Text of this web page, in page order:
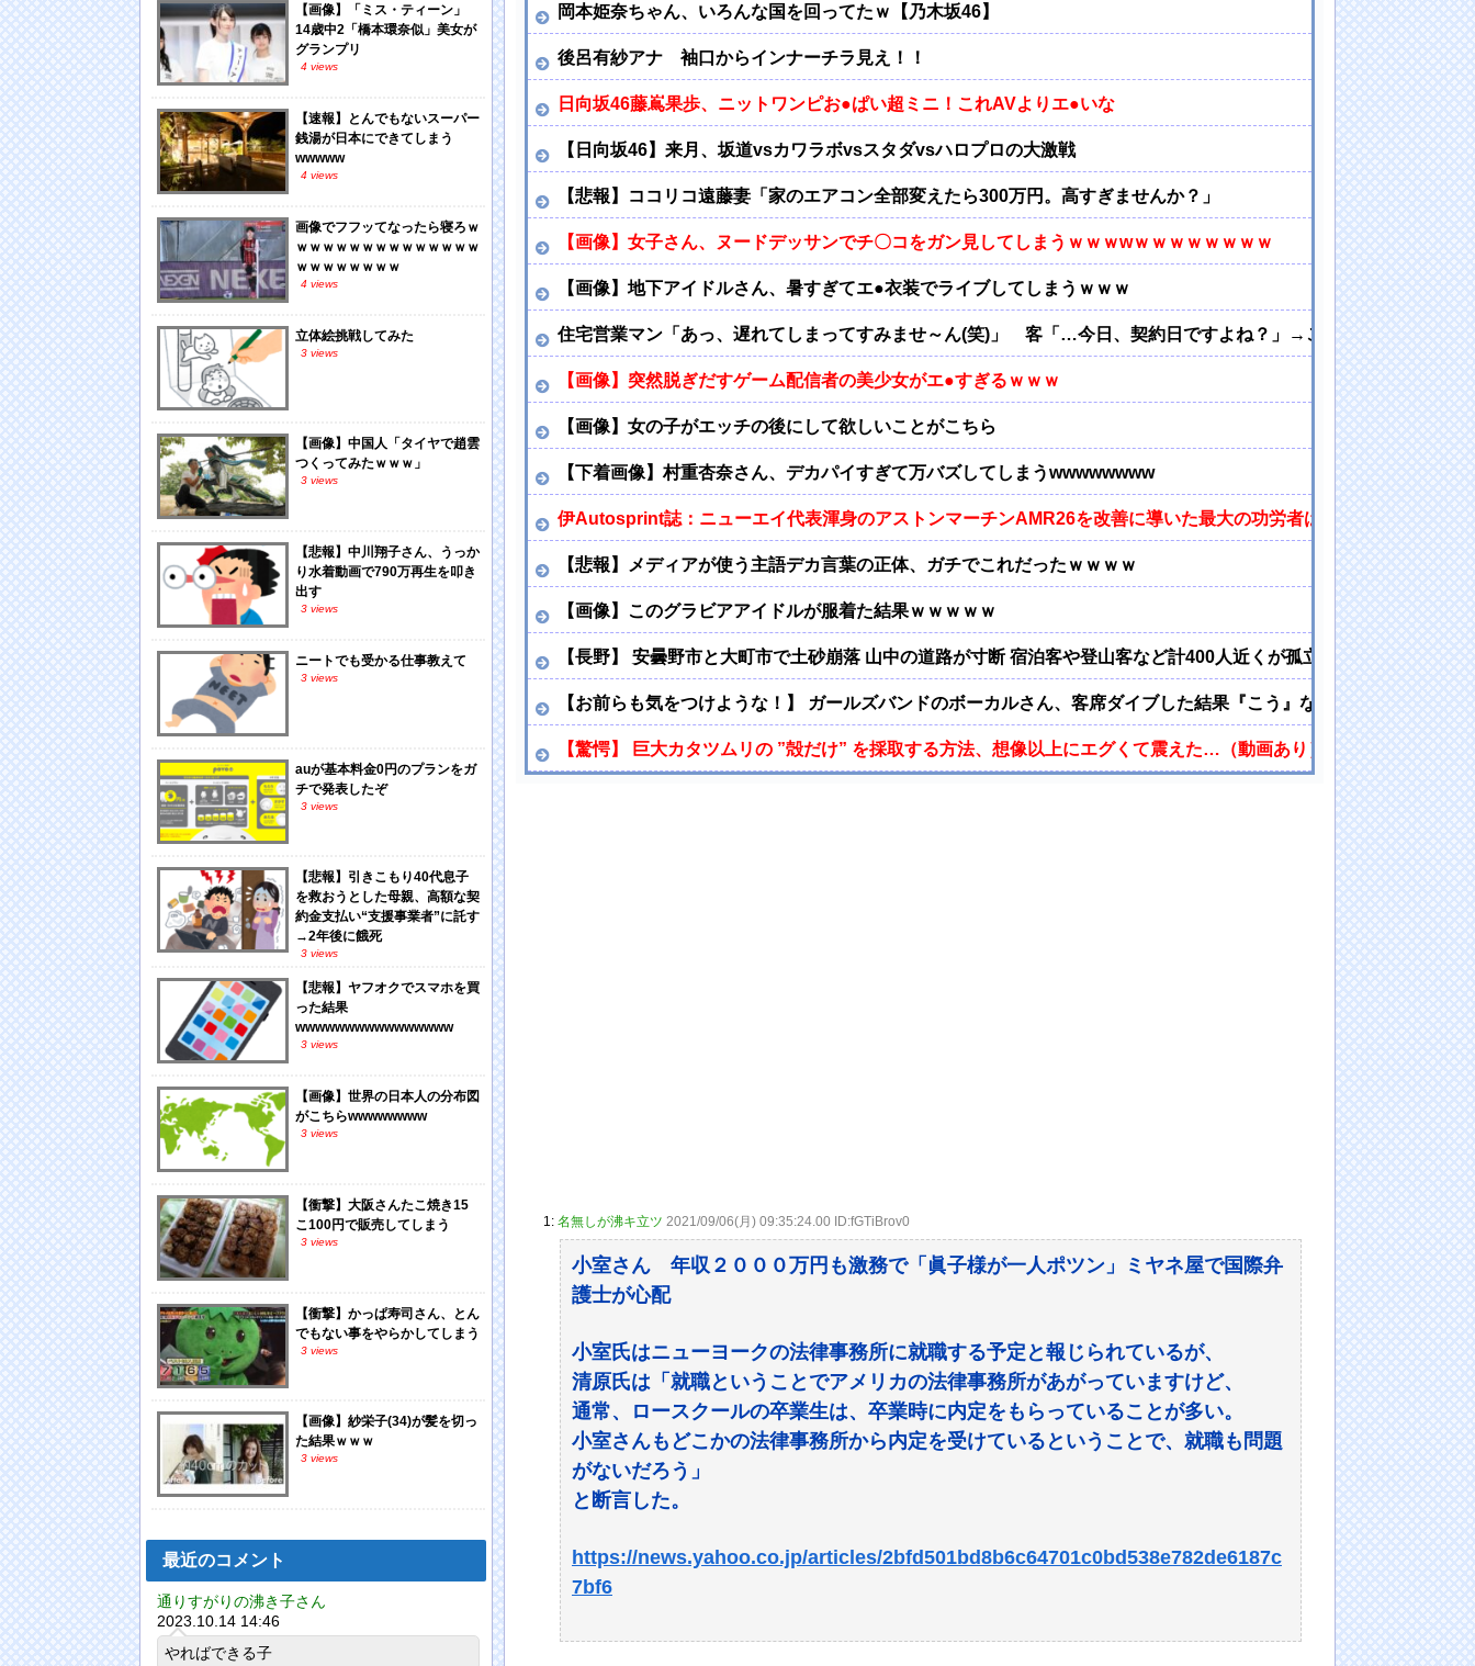
岡本姫奈ちゃん、いろんな国を回ってたｗ【乃木坂46】
後呂有紗アナ 袖口からインナーチラ見え！！
日向坂46藤嶌果歩、ニットワンピお●ぱい超ミニ！これAVよりエ●いな
【日向坂46】来月、坂道vsカワラボvsスタダvsハロプロの大激戦
【悲報】ココリコ遠藤妻「家のエアコン全部変えたら300万円。高すぎませんか？」
【画像】女子さん、ヌードデッサンでチ〇コをガン見してしまうｗｗｗwｗｗｗｗｗｗｗｗ
【画像】地下アイドルさん、暑すぎてエ●衣装でライブしてしまうｗｗｗ
住宅営業マン「あっ、遅れてしまってすみませ～ん(笑)」 客「…今日、契約日ですよね？」→こうなるwww
【画像】突然脱ぎだすゲーム配信者の美少女がエ●すぎるｗｗｗ
【画像】女の子がエッチの後にして欲しいことがこちら
【下着画像】村重杏奈さん、デカパイすぎて万バズしてしまうwwwwwwww
伊Autosprint誌：ニューエイ代表渾身のアストンマーチンAMR26を改善に導いた最大の功労者はカルディレ
【悲報】メディアが使う主語デカ言葉の正体、ガチでこれだったｗｗｗｗ
【画像】このグラビアアイドルが服着た結果ｗｗｗｗｗ
【長野】 安曇野市と大町市で土砂崩落 山中の道路が寸断 宿泊客や登山客など計400人近くが孤立か 土石流で橋が流
【お前らも気をつけような！】 ガールズバンドのボーカルさん、客席ダイブした結果『こう』なってしまいお気持
【驚愕】 巨大カタツムリの ”殻だけ” を採取する方法、想像以上にエグくて震えた…（動画あり）
1: 名無しが沸キ立ツ 2021/09/06(月) 09:35:24.00 ID:fGTiBrov0
小室さん 年収２０００万円も激務で「眞子様が一人ポツン」ミヤネ屋で国際弁
護士が心配
小室氏はニューヨークの法律事務所に就職する予定と報じられているが、
清原氏は「就職ということでアメリカの法律事務所があがっていますけど、
通常、ロースクールの卒業生は、卒業時に内定をもらっていることが多い。
小室さんもどこかの法律事務所から内定を受けているということで、就職も問題
がないだろう」
と断言した。
https://news.yahoo.co.jp/articles/2bfd501bd8b6c64701c0bd538e782de6187c
7bf6
【画像】「ミス・ティーン」
14歳中2「橋本環奈似」美女が
グランプリ
4 views
【速報】とんでもないスーパー
銭湯が日本にできてしまう
wwwww
4 views
画像でフフッてなったら寝ろｗ
ｗｗｗｗｗｗｗｗｗｗｗｗｗｗ
ｗｗｗｗｗｗｗｗ
4 views
立体絵挑戦してみた
3 views
【画像】中国人「タイヤで趙雲
つくってみたｗｗｗ」
3 views
【悲報】中川翔子さん、うっか
り水着動画で790万再生を叩き
出す
3 views
ニートでも受かる仕事教えて
3 views
auが基本料金0円のプランをガ
チで発表したぞ
3 views
【悲報】引きこもり40代息子
を救おうとした母親、高額な契
約金支払い“支援事業者”に託す
→2年後に餓死
3 views
【悲報】ヤフオクでスマホを買
った結果
wwwwwwwwwwwwwwww
3 views
【画像】世界の日本人の分布図
がこちらwwwwwwww
3 views
【衝撃】大阪さんたこ焼き15
こ100円で販売してしまう
3 views
【衝撃】かっぱ寿司さん、とん
でもない事をやらかしてしまう
3 views
【画像】紗栄子(34)が髪を切っ
た結果ｗｗｗ
3 views
最近のコメント
通りすがりの沸き子さん
2023.10.14 14:46
やればできる子